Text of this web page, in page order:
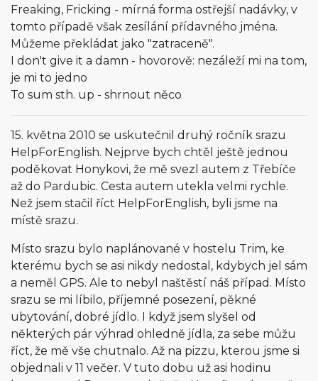
Freaking, Fricking - mírná forma ostřejší nadávky, v
tomto případě však zesílání přídavného jména.
Můžeme překládat jako "zatraceně".
I don't give it a damn - hovorově: nezáleží mi na tom,
je mi to jedno
To sum sth. up - shrnout něco
15. května 2010 se uskutečnil druhý ročník srazu
HelpForEnglish. Nejprve bych chtěl ještě jednou
poděkovat Honykovi, že mě svezl autem z Třebíče
až do Pardubic. Cesta autem utekla velmi rychle.
Než jsem stačil říct HelpForEnglish, byli jsme na
místě srazu.
Místo srazu bylo naplánované v hostelu Trim, ke
kterému bych se asi nikdy nedostal, kdybych jel sám
a neměl GPS. Ale to nebyl naštěstí náš případ. Místo
srazu se mi líbilo, příjemné posezení, pěkné
ubytování, dobré jídlo. I když jsem slyšel od
některých pár výhrad ohledně jídla, za sebe můžu
říct, že mě vše chutnalo. Až na pizzu, kterou jsme si
objednali v 11 večer. V tuto dobu už asi hodinu